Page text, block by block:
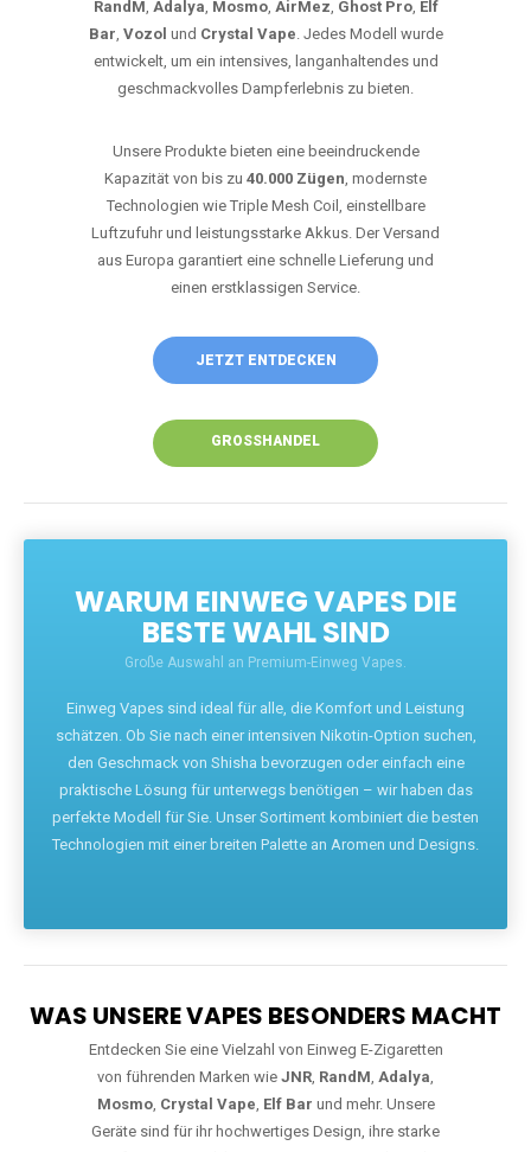
RandM, Adalya, Mosmo, AirMez, Ghost Pro, Elf
Bar, Vozol und Crystal Vape. Jedes Modell wurde
entwickelt, um ein intensives, langanhaltendes und
geschmackvolles Dampferlebnis zu bieten.
Unsere Produkte bieten eine beeindruckende
Kapazität von bis zu 40.000 Zügen, modernste
Technologien wie Triple Mesh Coil, einstellbare
Luftzufuhr und leistungsstarke Akkus. Der Versand
aus Europa garantiert eine schnelle Lieferung und
einen erstklassigen Service.
JETZT ENTDECKEN
GROSSHANDEL
WARUM EINWEG VAPES DIE
BESTE WAHL SIND
Große Auswahl an Premium-Einweg Vapes.
Einweg Vapes sind ideal für alle, die Komfort und Leistung
schätzen. Ob Sie nach einer intensiven Nikotin-Option suchen,
den Geschmack von Shisha bevorzugen oder einfach eine
praktische Lösung für unterwegs benötigen – wir haben das
perfekte Modell für Sie. Unser Sortiment kombiniert die besten
Technologien mit einer breiten Palette an Aromen und Designs.
WAS UNSERE VAPES BESONDERS MACHT
Entdecken Sie eine Vielzahl von Einweg E-Zigaretten
von führenden Marken wie JNR, RandM, Adalya,
Mosmo, Crystal Vape, Elf Bar und mehr. Unsere
Geräte sind für ihr hochwertiges Design, ihre starke